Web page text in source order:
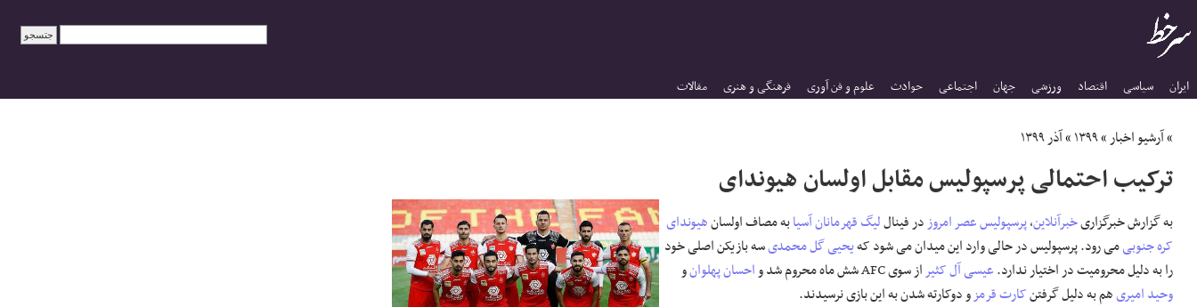
ایران سیاسی اقتصاد ورزشی جهان اجتماعی حوادث علوم و فن آوری فرهنگی و هنری مقالات
»آرشیو اخبار»۱۳۹۹»آذر ۱۳۹۹
ترکیب احتمالی پرسپولیس مقابل اولسان هیوندای
به گزارش خبرگزاریخبرآنلاین،پرسپولیسعصر امروزدر فیناللیگ قهرمانان آسیابه مصاف اولسانهیوندای
کره جنوبیمی رود. پرسپولیس در حالی وارد این میدان می شود کهیحیی گل محمدیسه بازیکن اصلی خود
را به دلیل محرومیت در اختیار ندارد.عیسی آل کثیراز سوی AFC شش ماه محروم شد و احسان پهلوانو
وحید امیریهم به دلیل گرفتنکارت قرمزو دوکارته شدن به این بازی نرسیدند.